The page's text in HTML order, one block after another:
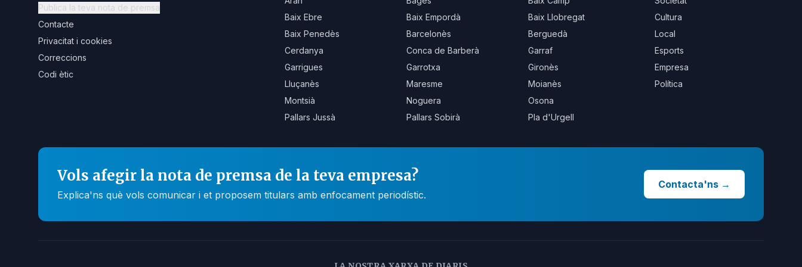
Publica la teva nota de premsa
Contacte
Privacitat i cookies
Correccions
Codi ètic
Baix Ebre
Baix Empordà
Baix Llobregat
Baix Penedès
Barcelonès
Berguedà
Cerdanya
Conca de Barberà
Garraf
Garrigues
Garrotxa
Gironès
Lluçanès
Maresme
Moianès
Montsià
Noguera
Osona
Pallars Jussà
Pallars Sobirà Pla d'Urgell
Cultura
Local
Esports
Empresa
Política
Vols afegir la nota de premsa de la teva empresa?
Explica'ns què vols comunicar i et proposem titulars amb enfocament periodístic.
Contacta'ns →